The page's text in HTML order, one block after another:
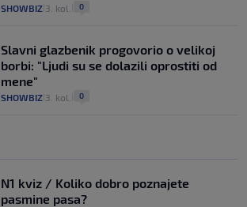
SHOWBIZ 3. kol. 0
Slavni glazbenik progovorio o velikoj
borbi: "Ljudi su se dolazili oprostiti od
mene"
SHOWBIZ 3. kol. 0
N1 kviz / Koliko dobro poznajete
pasmine pasa?